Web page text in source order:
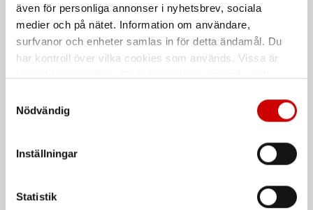
även för personliga annonser i nyhetsbrev, sociala
medier och på nätet. Information om användare,
surfvanor och enheter samlas in för detta ändamål. Du
har kontroll över vilka cookies som används. Vissa är
länder utanför EU med olika dataskyddsnormer. Genom
att godkänna samtycker du till sådana överföringar. Läs
Nödvändig
Inställningar
Statistik
EN ISO 20345
De som köpte, köpte även
Kampanj